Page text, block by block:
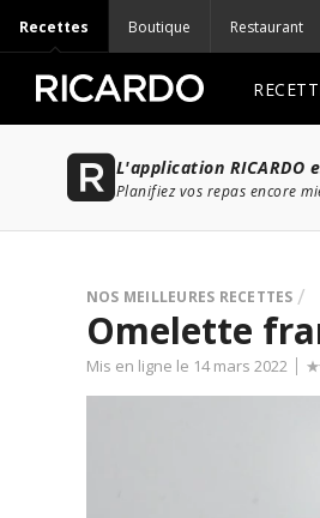
Recettes Boutique Restaurant
L'application RICARDO
Planifiez vos repas encore
NOS MEILLEURES RECETTES
Omelette
Mis en ligne le 14 mars 2022